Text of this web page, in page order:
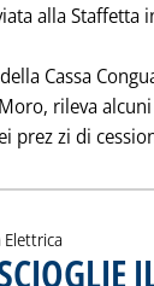
alla Staffetta
Cassa
rileva
prez zi di
Elettrica